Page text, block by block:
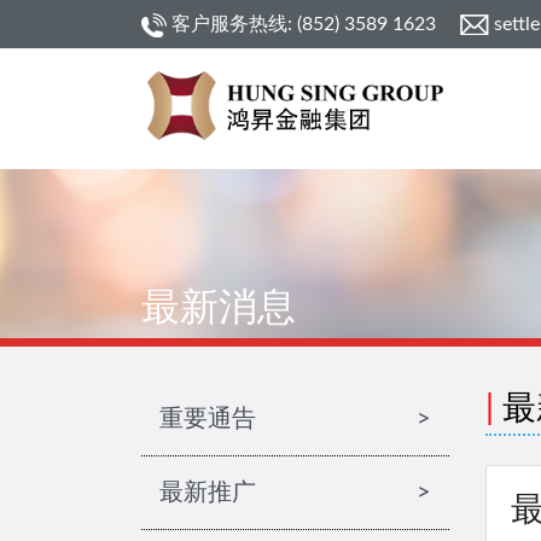
客户服务热线: (852) 3589 1623
最新消息
重要通告 >
最新推广 >